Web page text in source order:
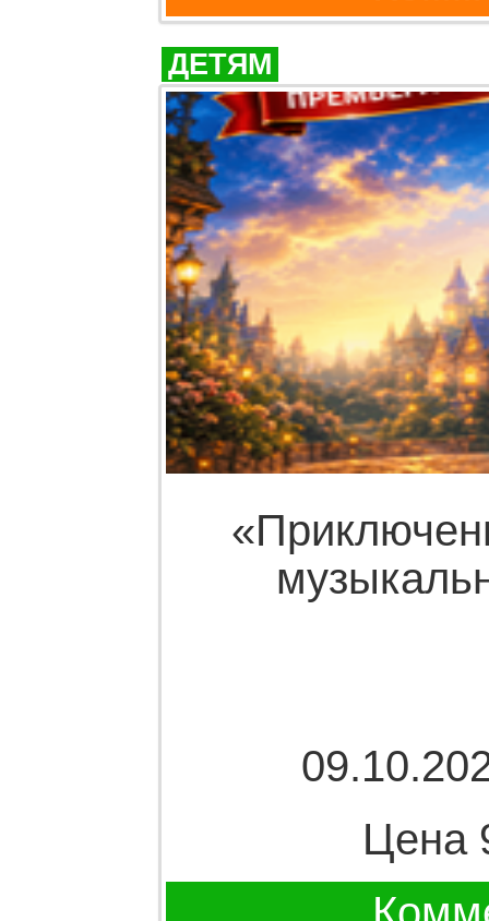
ДЕТЯМ
Цена